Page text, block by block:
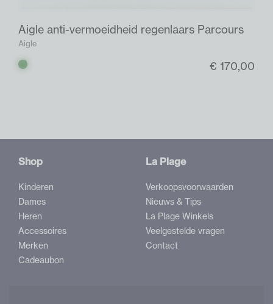
Aigle anti-vermoeidheid regenlaars Parcours
Aigle
Groen
€ 170,00
Shop
Kinderen
Dames
Heren
Accessoires
Merken
Cadeaubon
La Plage
Verkoopsvoorwaarden
Nieuws & Tips
La Plage Winkels
Veelgestelde vragen
Contact